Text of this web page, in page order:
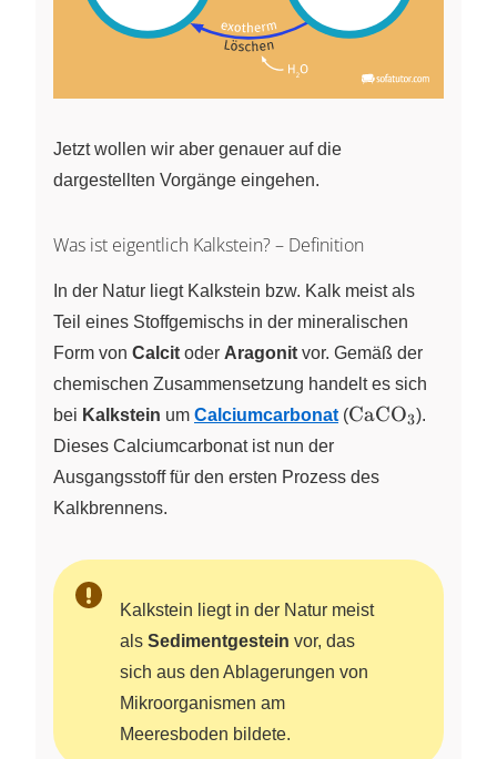
Jetzt wollen wir aber genauer auf die
dargestellten Vorgänge eingehen.
Was ist eigentlich Kalkstein? – Definition
In der Natur liegt Kalkstein bzw. Kalk meist als
Teil eines Stoffgemischs in der mineralischen
Form von Calcit oder Aragonit vor. Gemäß der
chemischen Zusammensetzung handelt es sich
bei Kalkstein um Calciumcarbonat (\ce{CaCO3}
CaCOX
3).
Dieses Calciumcarbonat ist nun der
Ausgangsstoff für den ersten Prozess des
Kalkbrennens.
Kalkstein liegt in der Natur meist
als Sedimentgestein vor, das
sich aus den Ablagerungen von
Mikroorganismen am
Meeresboden bildete.